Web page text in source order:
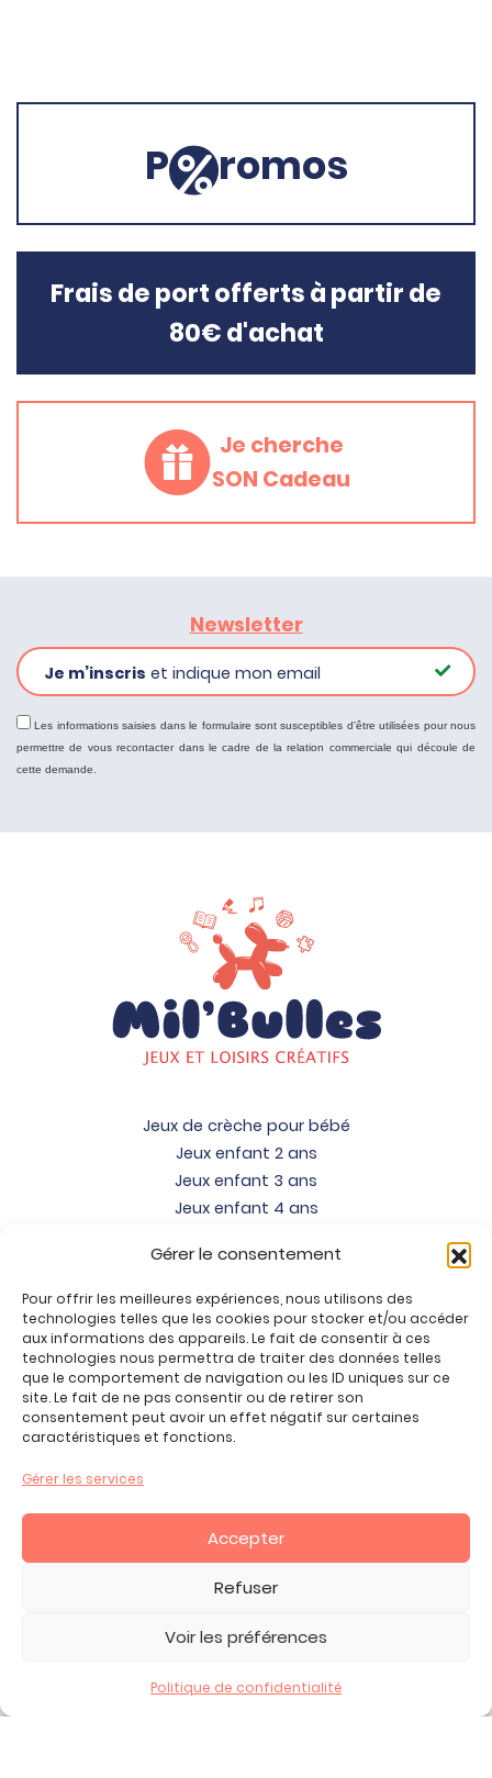
Gérer le consentement
Pour offrir les meilleures expériences, nous utilisons des
technologies telles que les cookies pour stocker et/ou accéder
aux informations des appareils. Le fait de consentir à ces
technologies nous permettra de traiter des données telles
que le comportement de navigation ou les ID uniques sur ce
site. Le fait de ne pas consentir ou de retirer son
consentement peut avoir un effet négatif sur certaines
caractéristiques et fonctions.
Gérer les services
Accepter
Refuser
Voir les préférences
Politique de confidentialité
P romos
Frais de port offerts à partir de
80€ d'achat
Je cherche
SON Cadeau
Newsletter
Je m’inscris et indique mon email
Les informations saisies dans le formulaire sont susceptibles d'être utilisées pour nous
permettre de vous recontacter dans le cadre de la relation commerciale qui découle de
cette demande.
Jeux de crèche pour bébé
Jeux enfant 2 ans
Jeux enfant 3 ans
Jeux enfant 4 ans
Jeux enfant 6 ans
Jeux enfant 7 ans
Jeux enfant 8 ans
Jeux enfant 9 ans
Jeux enfant 10 ans
Jeux enfant 11 ans
Jeux enfant 12 ans
Promos jeux de loisirs créatifs
Plan du site
Contact
CGV